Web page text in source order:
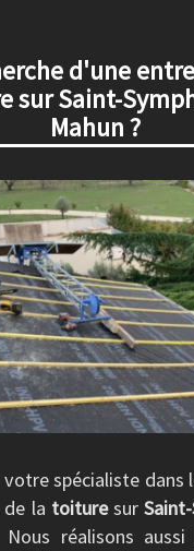
d'une
sur Saint-
Mahun ?
spécialiste dans
la toituresur
Nous réalisons